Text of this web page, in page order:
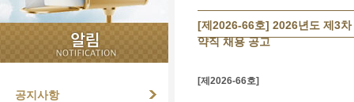
공지사항
[제2026-66호] 2026년도 제3차
약직 채용 공고
[제2026-66호]